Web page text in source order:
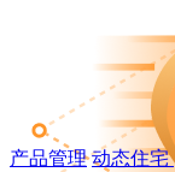
产品管理 动态住宅